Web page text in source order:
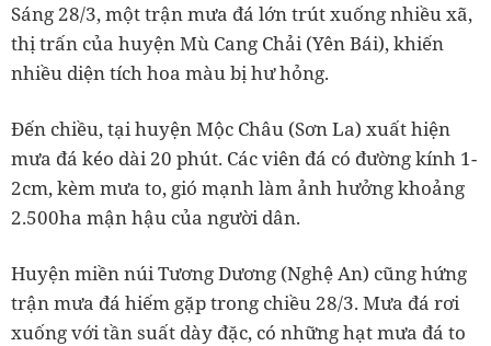
Sáng 28/3, một trận mưa đá lớn trút xuống nhiều xã,
thị trấn của huyện Mù Cang Chải (Yên Bái), khiến
nhiều diện tích hoa màu bị hư hỏng.
Đến chiều, tại huyện Mộc Châu (Sơn La) xuất hiện
mưa đá kéo dài 20 phút. Các viên đá có đường kính 1-
2cm, kèm mưa to, gió mạnh làm ảnh hưởng khoảng
2.500ha mận hậu của người dân.
Huyện miền núi Tương Dương (Nghệ An) cũng hứng
trận mưa đá hiếm gặp trong chiều 28/3. Mưa đá rơi
xuống với tần suất dày đặc, có những hạt mưa đá to